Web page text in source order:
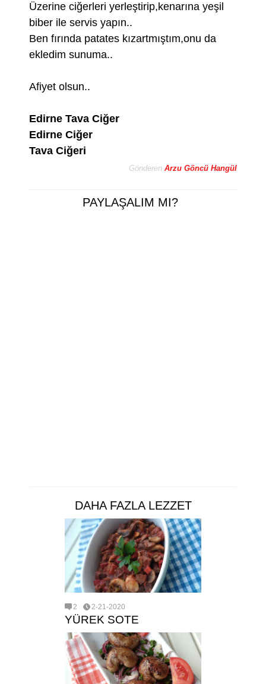
Üzerine ciğerleri yerleştirip,kenarına yeşil
biber ile servis yapın..
Ben fırında patates kızartmıştım,onu da
ekledim sunuma..
Afiyet olsun..
Edirne Tava Ciğer
Edirne Ciğer
Tava Ciğeri
Gönderen Arzu Göncü Hangül
PAYLAŞALIM MI?
DAHA FAZLA LEZZET
2 2-21-2020
YÜREK SOTE